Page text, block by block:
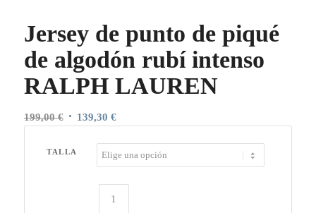
Jersey de punto de piqué
de algodón rubí intenso
RALPH LAUREN
199,00€ El
original
199,00 €.
139,30 €El
es:
139,30 €.
TALLA